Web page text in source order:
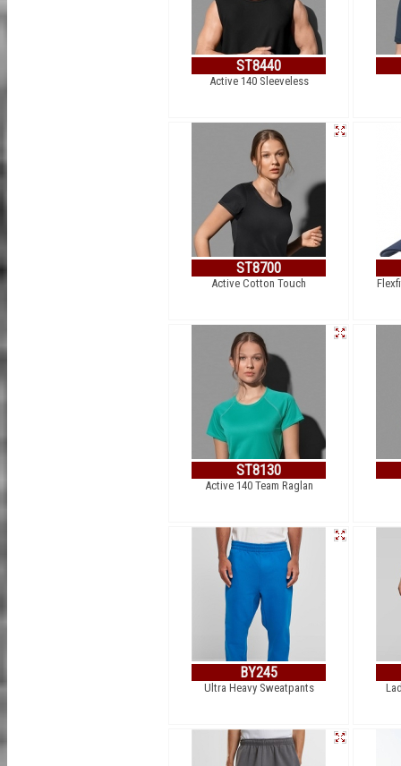
ST8440
Active 140 Sleeveless
ST8700
Active Cotton Touch
ST8130
Active 140 Team Raglan
BY245
Ultra Heavy Sweatpants